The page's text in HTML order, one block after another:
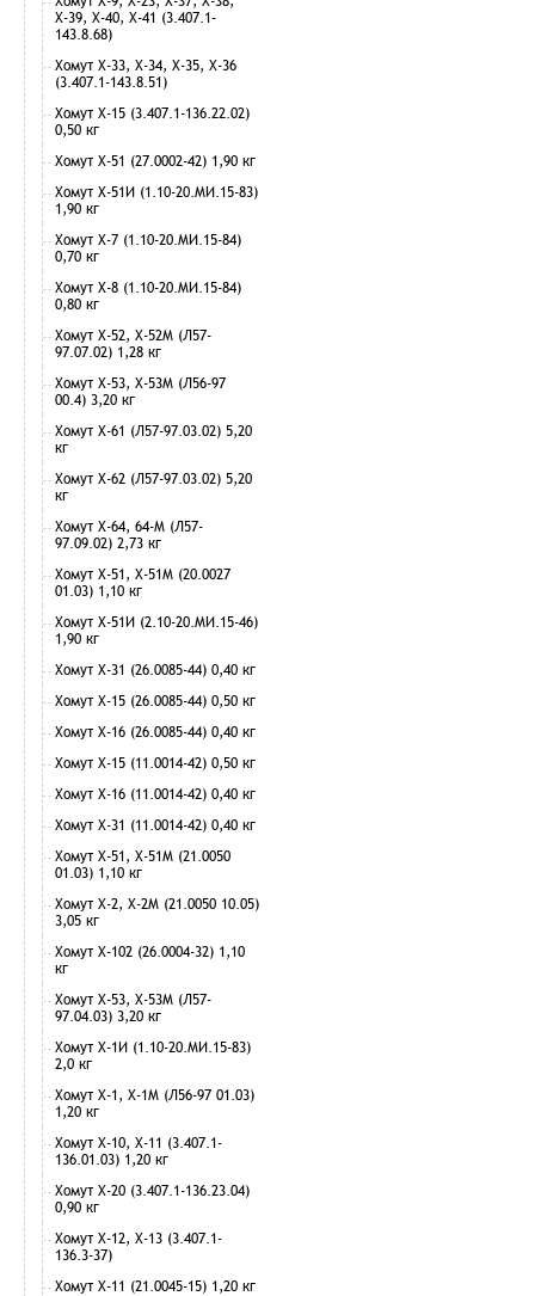
Х-39, Х-40, Х-41 (3.407.1-
143.8.68)
Хомут Х-33, Х-34, Х-35, Х-36
(3.407.1-143.8.51)
Хомут Х-15 (3.407.1-136.22.02)
0,50 кг
Хомут Х-51 (27.0002-42) 1,90 кг
Хомут Х-51И (1.10-20.МИ.15-83)
1,90 кг
Хомут Х-7 (1.10-20.МИ.15-84)
0,70 кг
Хомут Х-8 (1.10-20.МИ.15-84)
0,80 кг
Хомут Х-52, Х-52М (Л57-
97.07.02) 1,28 кг
Хомут Х-53, Х-53М (Л56-97
00.4) 3,20 кг
Хомут Х-61 (Л57-97.03.02) 5,20
кг
Хомут Х-62 (Л57-97.03.02) 5,20
кг
Хомут Х-64, 64-М (Л57-
97.09.02) 2,73 кг
Хомут Х-51, Х-51М (20.0027
01.03) 1,10 кг
Хомут Х-51И (2.10-20.МИ.15-46)
1,90 кг
Хомут Х-31 (26.0085-44) 0,40 кг
Хомут Х-15 (26.0085-44) 0,50 кг
Хомут Х-16 (26.0085-44) 0,40 кг
Хомут Х-15 (11.0014-42) 0,50 кг
Хомут Х-16 (11.0014-42) 0,40 кг
Хомут Х-31 (11.0014-42) 0,40 кг
Хомут Х-51, Х-51М (21.0050
01.03) 1,10 кг
Хомут Х-2, Х-2М (21.0050 10.05)
3,05 кг
Хомут Х-102 (26.0004-32) 1,10
кг
Хомут Х-53, Х-53М (Л57-
97.04.03) 3,20 кг
Хомут Х-1И (1.10-20.МИ.15-83)
2,0 кг
Хомут Х-1, Х-1М (Л56-97 01.03)
1,20 кг
Хомут Х-10, Х-11 (3.407.1-
136.01.03) 1,20 кг
Хомут Х-20 (3.407.1-136.23.04)
0,90 кг
Хомут Х-12, Х-13 (3.407.1-
136.3-37)
Хомут Х-11 (21.0045-15) 1,20 кг